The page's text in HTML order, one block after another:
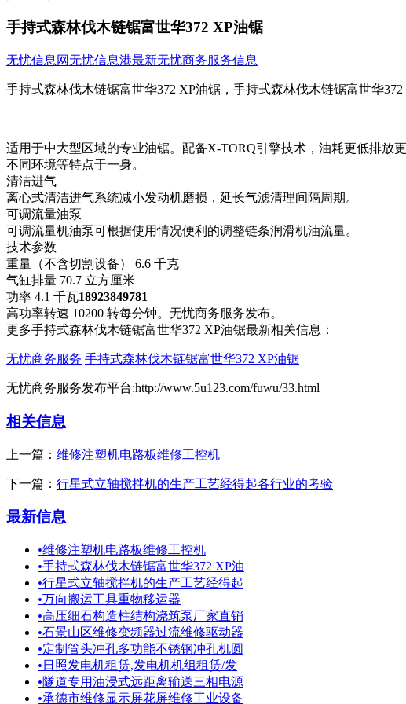
手持式森林伐木链锯富世华372 XP油锯
无忧信息网无忧信息港最新无忧商务服务信息
手持式森林伐木链锯富世华372 XP油锯，手持式森林伐木链锯富世华372
适用于中大型区域的专业油锯。配备X-TORQ引擎技术，油耗更低排放
不同环境等特点于一身。
清洁进气
离心式清洁进气系统减小发动机磨损，延长气滤清理间隔周期。
可调流量油泵
可调流量机油泵可根据使用情况便利的调整链条润滑机油流量。
技术参数
重量（不含切割设备） 6.6 千克
气缸排量 70.7 立方厘米
功率 4.1 千瓦18923849781
高功率转速 10200 转每分钟。无忧商务服务发布。
更多手持式森林伐木链锯富世华372 XP油锯最新相关信息：
无忧商务服务 手持式森林伐木链锯富世华372 XP油锯
无忧商务服务发布平台:http://www.5u123.com/fuwu/33.html
相关信息
上一篇： 维修注塑机电路板维修工控机
下一篇： 行星式立轴搅拌机的生产工艺经得起各行业的考验
最新信息
•维修注塑机电路板维修工控机
•手持式森林伐木链锯富世华372 XP油
•行星式立轴搅拌机的生产工艺经得起
•万向搬运工具重物移运器
•高压细石构造柱结构浇筑泵厂家直销
•石景山区维修变频器过流维修驱动器
•定制管头冲孔多功能不锈钢冲孔机圆
• 日照发电机租赁,发电机机组租赁/发
•隧道专用油浸式远距离输送三相电源
•承德市维修显示屏花屏维修工业设备